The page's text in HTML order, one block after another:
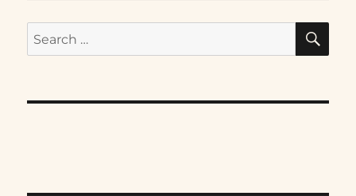
Search
for: